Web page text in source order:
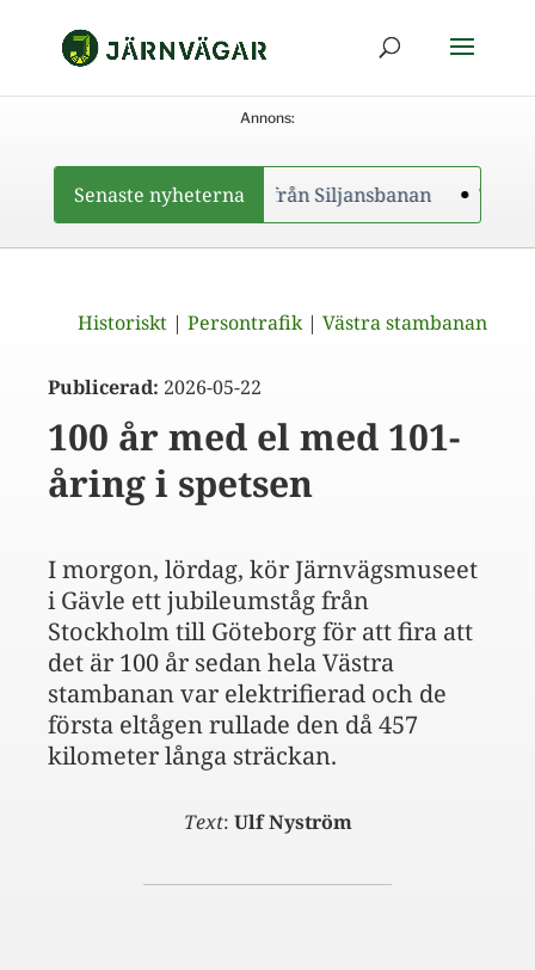
Annons:
Senaste nyheterna
Trästolparna bort från Siljansbanan Trafikverket
Historiskt | Persontrafik| Västra stambanan
Publicerad: 2026-05-22
100 år med el med 101-
åring i spetsen
I morgon, lördag, kör Järnvägsmuseet
i Gävle ett jubileumståg från
Stockholm till Göteborg för att fira att
det är 100 år sedan hela Västra
stambanan var elektrifierad och de
första eltågen rullade den då 457
kilometer långa sträckan.
Text: Ulf Nyström